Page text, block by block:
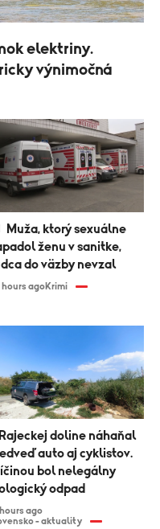
elektriny.
výnimočná
ženu v sanitke,
do väzby nevzal
hours agoKrimi
doline náhaňal
auto aj cyklistov.
bol nelegálny
odpad
ago
- aktuality